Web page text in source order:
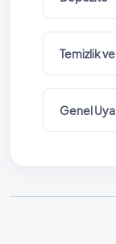
Temizlik
Genel